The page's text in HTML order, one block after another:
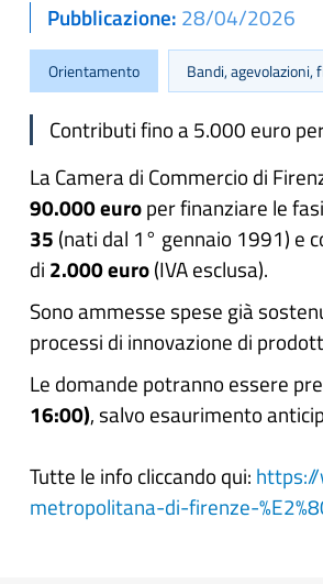
Pubblicazione 28/04/2026
Orientamento Bandi,
Contributi fino a 5.000 euro
La Camera di Commercio di
90.000 europer finanziare le
35 (nati dal 1° gennaio 1991) e
di 2.000 euro(IVA esclusa).
Sono ammesse spese già
processi di innovazione di
Le domande potranno essere
16:00), salvo esaurimento
Tutte le info cliccando qui:
metropolitana-di-firenze-